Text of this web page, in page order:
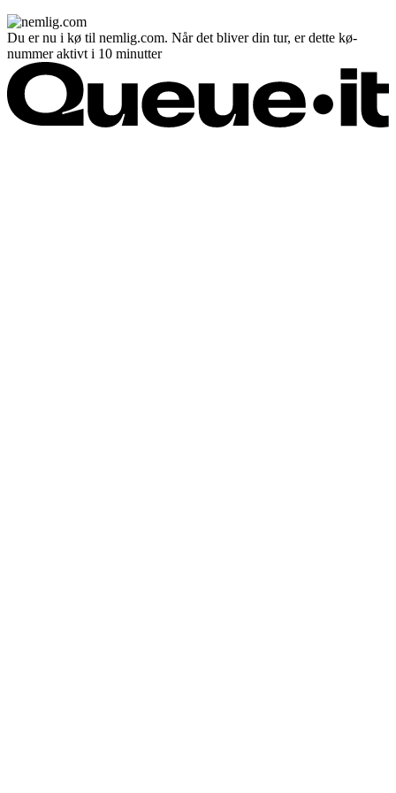
Du er nu i kø til nemlig.com. Når det bliver din tur, er dette kø-
nummer aktivt i 10 minutter